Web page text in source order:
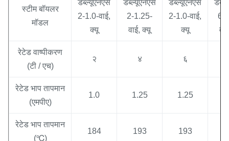
स्टीम बॉयलर
मॉडल
डब्ल्यूएनएस
2-1.0-वाई,
क्यू
डब्ल्यूएनएस
2-1.25-
वाई, क्यू
डब्ल्यूएनएस
2-1.0-वाई,
क्यू
6-
रेटेड वाष्पीकरण
(टी / एच)
२ ४ ६
रेटेड भाप तापमान
(एमपीए)
1.0 1.25 1.25
रेटेड भाप तापमान
(℃)
184 193 193